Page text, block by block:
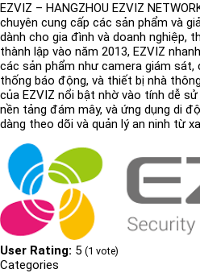
EZVIZ – HANGZHOU EZVIZ
chuyên cung cấp các sản phẩm và
dành cho gia đình và doanh nghiệp,
thành lập vào năm 2013, EZVIZ
các sản phẩm như camera giám sát,
thống báo động, và thiết bị nhà
của EZVIZ nổi bật nhờ vào tính dễ
nền tảng đám mây, và ứng dụng di
dàng theo dõi và quản lý an ninh từ
User Rating: 5 (1 vote)
Categories